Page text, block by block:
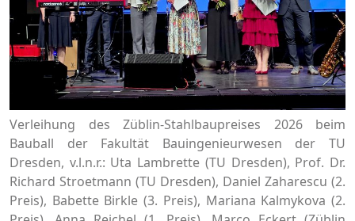
Verleihung des Züblin-Stahlbaupreises 2026 beim
Bauball der Fakultät Bauingenieurwesen der TU
Dresden, v.l.n.r.: Uta Lambrette (TU Dresden), Prof. Dr.
Richard Stroetmann (TU Dresden), Daniel Zaharescu (2.
Preis), Babette Birkle (3. Preis), Mariana Kalmykova (2.